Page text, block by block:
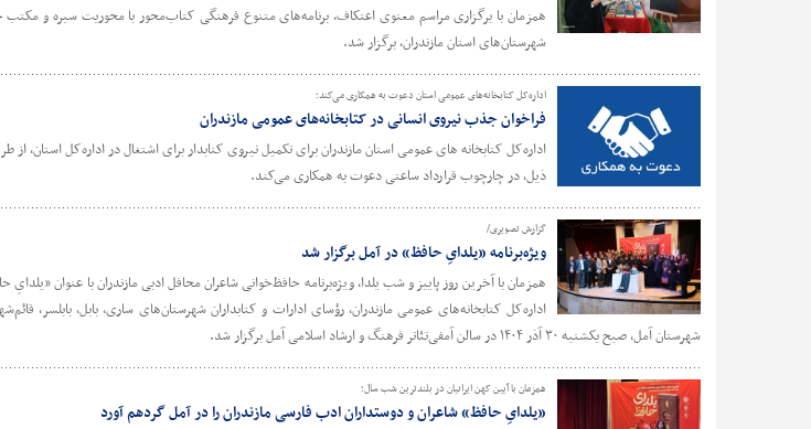
همزمان با برگزاری مراسم معنوی اعتکاف، برنامه‌های متنوع فرهنگی کتاب‌محور با محوریت سیره و
شهرستان‌های استان مازندران، برگزار شد.
اداره‌کل کتابخانه‌های عمومی استان دعوت به همکاری می‌کند؛
فراخوان جذب نیروی انسانی در کتابخانه‌های عمومی مازندران
اداره‌کل کتابخانه های عمومی استان مازندران برای تکمیل نیروی کتابدار برای اشتغال در اداره‌کل استان،
ذیل، در چارچوب قرارداد ساعتی دعوت به همکاری می‌کند.
گزارش تصویری/
ویژه‌برنامه «یلدایِ حافظ» در آمل برگزار شد
همزمان با آخرین روز پاییز و شب یلدا، ویژه‌برنامه حافظ‌خوانی شاعران محافل ادبی مازندران با عنوان
اداره‌کل کتابخانه‌های عمومی مازندران، رؤسای ادارات و کتابداران شهرستان‌های ساری، بابل، بابلسر،
شهرستان آمل، صبح یکشنبه ۳۰ آذر ۱۴۰۴ در سالن آمفی‌تئاتر فرهنگ و ارشاد اسلامی آمل برگزار شد.
همزمان با آیین کهن ایرانیان در بلندترین شب سال؛
«یلدایِ حافظ» شاعران و دوستداران ادب فارسی مازندران را در آمل گردهم آورد